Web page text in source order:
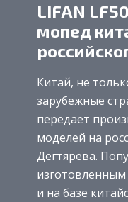
LIFAN
мопед
Китай, не
зарубежные
передает
моделей на
Дегтярева.
изготовленным
и на базе